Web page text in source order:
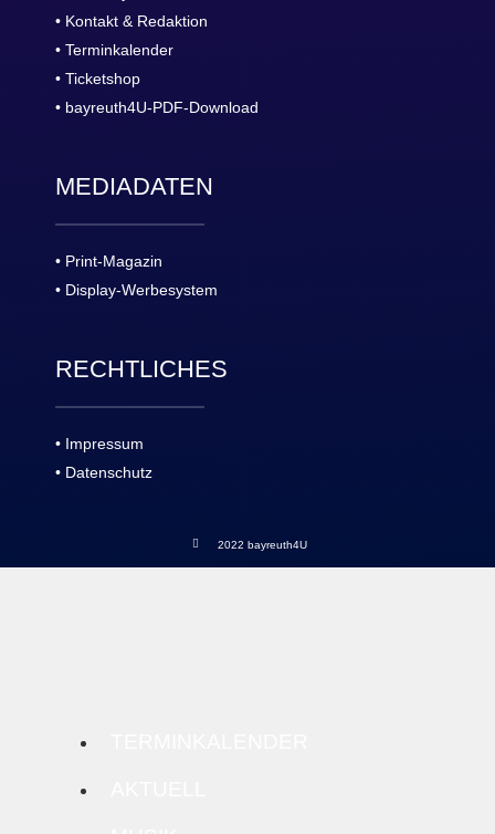
• Kontakt & Redaktion
• Terminkalender
• Ticketshop
• bayreuth4U-PDF-Download
MEDIADATEN
• Print-Magazin
• Display-Werbesystem
RECHTLICHES
• Impressum
• Datenschutz
2022 bayreuth4U